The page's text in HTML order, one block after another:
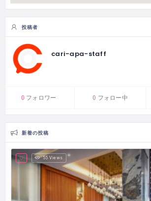
投稿者
cari-apa-staff
0 フォロワー 0 フォロー中
新着の投稿
55 Views